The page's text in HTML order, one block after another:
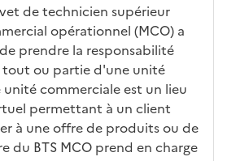
ali
té
s
d
e
c
a
n
ac
cè
s à
la
fo
rm
ati
on
dé
bo
uch
és
abl
ent
de technicien supérieur
opérationnel (MCO) a
prendre la responsabilité
ou partie d'une unité
commerciale est un lieu
permettant à un client
à une offre de produits ou de
du BTS MCO prend en charge